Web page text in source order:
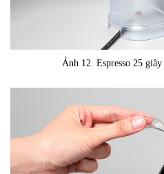
Ảnh 12. Espresso 25 giây